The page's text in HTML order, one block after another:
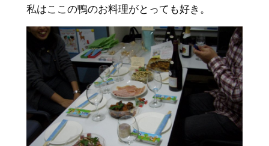
私はここの鴨のお料理がとっても好き。